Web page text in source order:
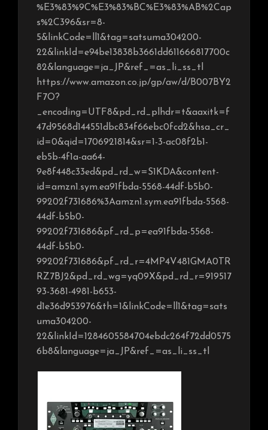
%E3%83%9C%E3%83%BC%E3%83%AB%2Cap
s%2C396&sr=8-
5&linkCode=ll1&tag=satsuma304200-
22&linkId=e94be13838b3661dd611666817700c
82&language=ja_JP&ref_=as_li_ss_tl
https://www.amazon.co.jp/gp/aw/d/B007BY2
F7O?
_encoding=UTF8&pd_rd_plhdr=t&aaxitk=f
47d9568d144551dbc834f66ebc0fcd2&hsa_cr_
id=0&qid=1706921814&sr=1-3-ac08f2b1-
eb5b-4f1a-aa64-
9e8f448c33ed&pd_rd_w=S1KDA&content-
id=amzn1.sym.ea91fbda-5568-44df-b5b0-
99202f731686%3Aamzn1.sym.ea91fbda-5568-
44df-b5b0-
99202f731686&pf_rd_p=ea91fbda-5568-
44df-b5b0-
99202f731686&pf_rd_r=4MP4V481GMA0TR
RZ7BJ2&pd_rd_wg=yq09X&pd_rd_r=919517
93-3681-4981-b653-
d1e36d953976&th=1&linkCode=ll1&tag=sats
uma304200-
22&linkId=1284605584704ebdc264f72dd0575
6b8&language=ja_JP&ref_=as_li_ss_tl